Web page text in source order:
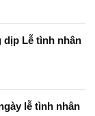
dịp Lễ tình nhân
lễ tình nhân